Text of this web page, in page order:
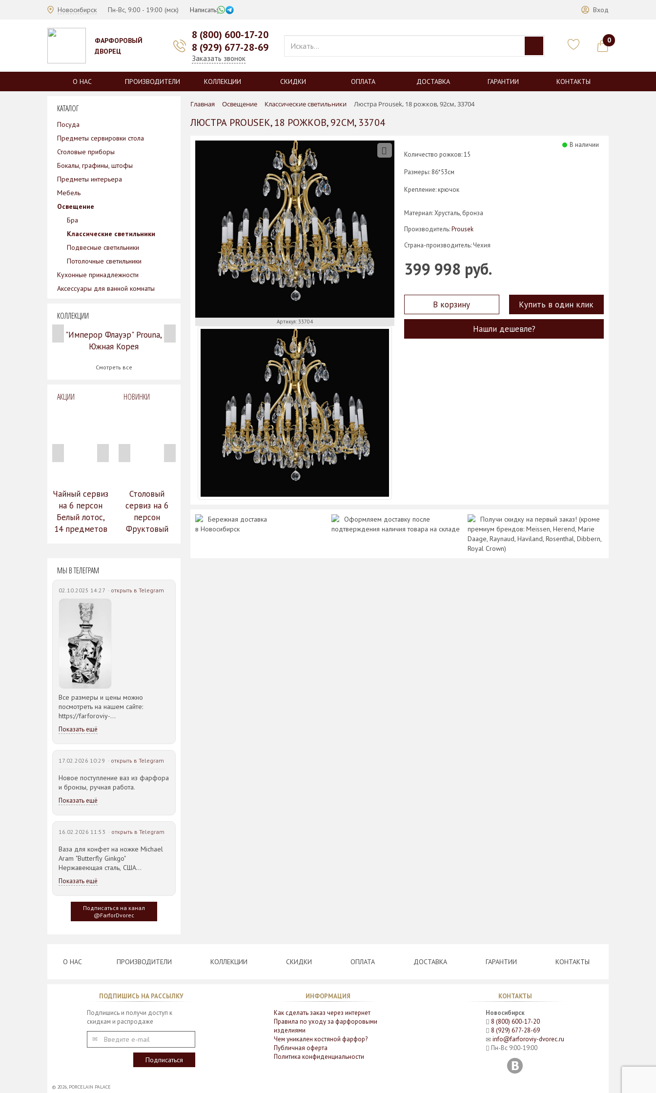
Новосибирск Пн-Вс, 9:00 - 19:00 (мск) Написать: Вход
ФАРФОРОВЫЙ
ДВОРЕЦ
8 (800) 600-17-20
8 (929) 677-28-69
Заказать звонок
0
О НАС ПРОИЗВОДИТЕЛИ КОЛЛЕКЦИИ СКИДКИ ОПЛАТА ДОСТАВКА ГАРАНТИИ КОНТАКТЫ
Главная Освещение Классические светильники Люстра Prousek, 18 рожков, 92см, 33704
ЛЮСТРА PROUSEK, 18 РОЖКОВ, 92СМ, 33704
Артикул: 33704
В наличии
Количество рожков: 15
Размеры: 86*53см
Крепление: крючок
Материал: Хрусталь, бронза
Производитель:Prousek
Страна-производитель: Чехия
399 998 руб.
В корзину Купить в один клик
Нашли дешевле?
Бережная доставка
в Новосибирск
Оформляем доставку после
подтверждения наличия товара на складе
Получи скидку на первый заказ! (кроме
премиум брендов: Meissen, Herend, Marie
Daage, Raynaud, Haviland, Rosenthal, Dibbern,
Royal Crown)
КАТАЛОГ
Посуда
Предметы сервировки стола
Столовые приборы
Бокалы, графины, штофы
Предметы интерьера
Мебель
Освещение
Бра
Классические светильники
Подвесные светильники
Потолочные светильники
Кухонные принадлежности
Аксессуары для ванной комнаты
КОЛЛЕКЦИИ
"Имперор Флауэр" Prouna,
Южная Корея
Смотреть все
АКЦИИ
Чайный сервиз
на 6 персон
Белый лотос,
14 предметов
742 руб.
НОВИНКИ
Столовый
сервиз на 6
персон
Фруктовый
МЫ В ТЕЛЕГРАМ
02.10.2025 14:27 · открыть в Telegram
Все размеры и цены можно
посмотреть на нашем сайте:
https://farforoviy-
dvorec.ru/catalog/brands/Bohemia_JIHLAVA/
Показать ещё
17.02.2026 10:29 · открыть в Telegram
Новое поступление ваз из фарфора
и бронзы, ручная работа.
Показать ещё
16.02.2026 11:53 · открыть в Telegram
Ваза для конфет на ножке Michael
Aram "Butterfly Ginkgo"
Нержавеющая сталь, США
23,5*21,5*14,5см
Идея такого дизайна предметов
сервировки стола пришла
создателю, когда он впервые
увидел дерево Гинкго Билоба, у
Показать ещё
Подписаться на канал
@FarforDvorec
О НАС ПРОИЗВОДИТЕЛИ КОЛЛЕКЦИИ СКИДКИ ОПЛАТА ДОСТАВКА ГАРАНТИИ КОНТАКТЫ
ПОДПИШИСЬ НА РАССЫЛКУ
Подпишись и получи доступ к
скидкам и распродаже
ИНФОРМАЦИЯ
Как сделать заказ через интернет
Правила по уходу за фарфоровыми
изделиями
Чем уникален костяной фарфор?
Публичная оферта
Политика конфиденциальности
КОНТАКТЫ
Новосибирск
8 (800) 600-17-20
8 (929) 677-28-69
info@farforoviy-dvorec.ru
Пн-Вс 9:00-19:00
© 2026, PORCELAIN PALACE